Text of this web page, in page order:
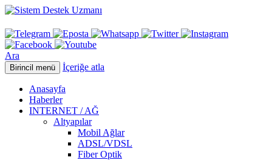
Ara
Birincil menü İçeriğe atla
Anasayfa
Haberler
INTERNET / AĞ
Altyapılar
Mobil Ağlar
ADSL/VDSL
Fiber Optik